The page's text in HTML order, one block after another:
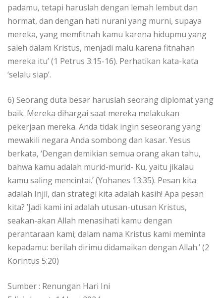
padamu, tetapi haruslah dengan lemah lembut dan
hormat, dan dengan hati nurani yang murni, supaya
mereka, yang memfitnah kamu karena hidupmu yang
saleh dalam Kristus, menjadi malu karena fitnahan
mereka itu’ (1 Petrus 3:15-16). Perhatikan kata-kata
‘selalu siap’.
6) Seorang duta besar haruslah seorang diplomat yang
baik. Mereka dihargai saat mereka melakukan
pekerjaan mereka. Anda tidak ingin seseorang yang
mewakili negara Anda sombong dan kasar. Yesus
berkata, ‘Dengan demikian semua orang akan tahu,
bahwa kamu adalah murid-murid- Ku, yaitu jikalau
kamu saling mencintai.’ (Yohanes 13:35). Pesan kita
adalah Injil, dan strategi kita adalah kasih! Apa pesan
kita? ’Jadi kami ini adalah utusan-utusan Kristus,
seakan-akan Allah menasihati kamu dengan
perantaraan kami; dalam nama Kristus kami meminta
kepadamu: berilah dirimu didamaikan dengan Allah.’ (2
Korintus 5:20)
Sumber : Renungan Hari Ini